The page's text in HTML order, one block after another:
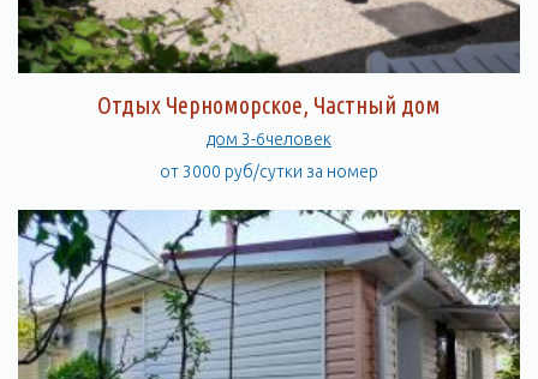
Отдых Черноморское, Частный дом
дом 3-6человек
от 3000 руб/сутки за номер